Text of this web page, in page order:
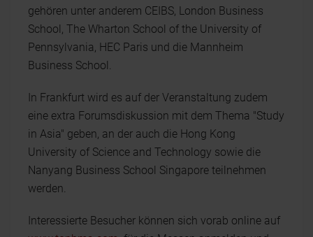
gehören unter anderem CEIBS, London Business
School, The Wharton School of the University of
Pennsylvania, HEC Paris und die Mannheim
Business School.
In Frankfurt wird es auf der Veranstaltung zudem
eine extra Forumsdiskussion mit dem Thema "Study
in Asia" geben, an der auch die Hong Kong
University of Science and Technology sowie die
Nanyang Business School Singapore teilnehmen
werden.
Interessierte Besucher können sich vorab online auf